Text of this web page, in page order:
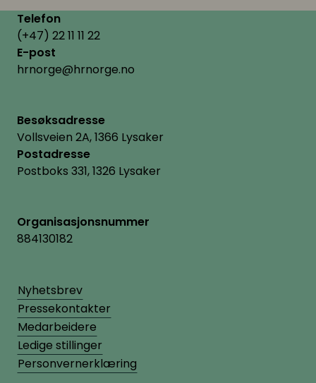
konflikthåndtering, forpliktelse,
er kjernen i læringsmodulene
Enable
I Enable 365 lager vi smarte apper
virksomhet mer produktiv.
viktigste aktivitetene ved et raskt
oversikt over hvor ansatte jobber
samt erstatter ferieoversikten i
Excel.
Enable
Telefon
(+47) 22 11 11 22
E-post
hrnorge@hrnorge.no
Besøksadresse
Vollsveien 2A, 1366 Lysaker
Postadresse
Postboks 331, 1326 Lysaker
Organisasjonsnummer
884130182
Nyhetsbrev
Pressekontakter
Medarbeidere
Ledige stillinger
Personvernerklæring